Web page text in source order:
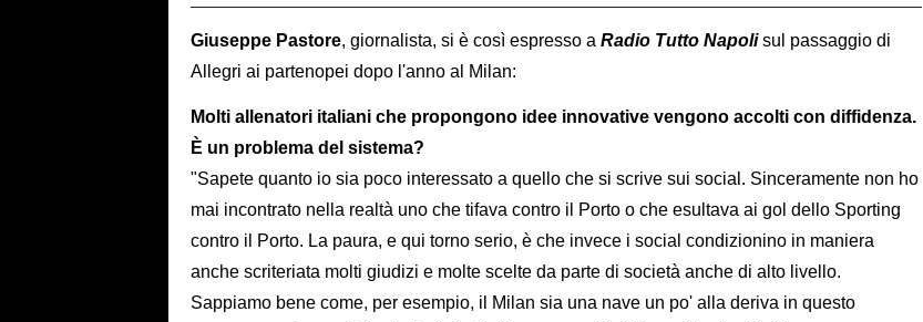
Giuseppe Pastore, giornalista, si è così espresso a Radio Tutto Napolisul passaggio di
Allegri ai partenopei dopo l'anno al Milan:
Molti allenatori italiani che propongono idee innovative vengono accolti con diffidenza.
È un problema del sistema?
"Sapete quanto io sia poco interessato a quello che si scrive sui social. Sinceramente non ho
mai incontrato nella realtà uno che tifava contro il Porto o che esultava ai gol dello Sporting
contro il Porto. La paura, e qui torno serio, è che invece i social condizionino in maniera
anche scriteriata molti giudizi e molte scelte da parte di società anche di alto livello.
Sappiamo bene come, per esempio, il Milan sia una nave un po' alla deriva in questo